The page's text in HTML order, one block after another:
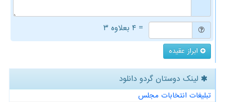
= ۴ بعلاوه ۳
ابراز عقیده
لینک دوستان گردو دانلود
تبلیغات انتخابات مجلس